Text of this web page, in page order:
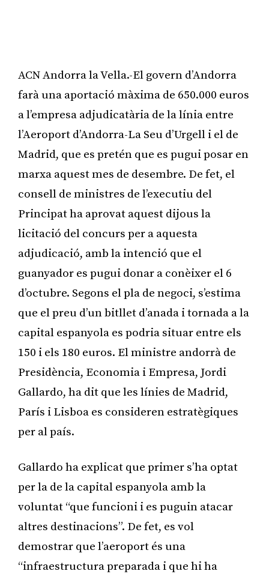
ACN Andorra la Vella.-El govern d’Andorra
farà una aportació màxima de 650.000 euros
a l’empresa adjudicatària de la línia entre
l’Aeroport d’Andorra-La Seu d’Urgell i el de
Madrid, que es pretén que es pugui posar en
marxa aquest mes de desembre. De fet, el
consell de ministres de l’executiu del
Principat ha aprovat aquest dijous la
licitació del concurs per a aquesta
adjudicació, amb la intenció que el
guanyador es pugui donar a conèixer el 6
d’octubre. Segons el pla de negoci, s’estima
que el preu d’un bitllet d’anada i tornada a la
capital espanyola es podria situar entre els
150 i els 180 euros. El ministre andorrà de
Presidència, Economia i Empresa, Jordi
Gallardo, ha dit que les línies de Madrid,
París i Lisboa es consideren estratègiques
per al país.
Gallardo ha explicat que primer s’ha optat
per la de la capital espanyola amb la
voluntat “que funcioni i es puguin atacar
altres destinacions”. De fet, es vol
demostrar que l’aeroport és una
“infraestructura preparada i que hi ha